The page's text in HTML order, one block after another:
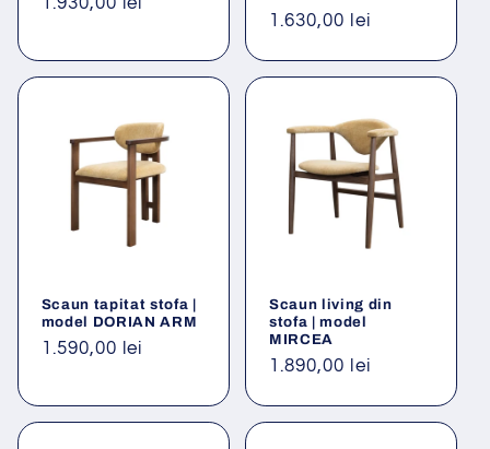
Preț
1.630,00 lei
Scaun tapitat stofa |
model DORIAN ARM
Preț
1.590,00 lei
Scaun living din
stofa | model
MIRCEA
Preț
1.890,00 lei